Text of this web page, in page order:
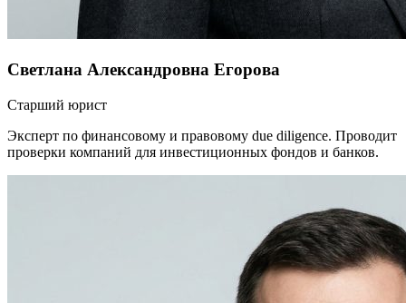
Светлана Александровна Егорова
Старший юрист
Эксперт по финансовому и правовому due diligence. Проводит
проверки компаний для инвестиционных фондов и банков.